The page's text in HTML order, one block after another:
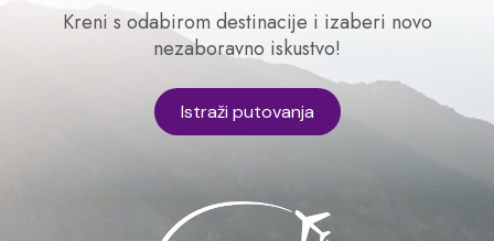
Kreni s odabirom destinacije i izaberi novo
nezaboravno iskustvo!
Istraži putovanja